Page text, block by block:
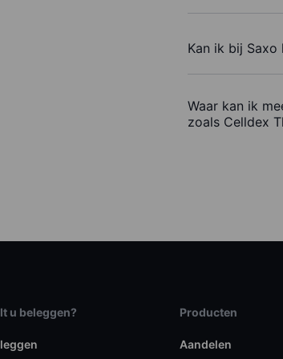
Kan ik bij Saxo
Waar kan ik
zoals Celldex
u beleggen? Producten
Aandelen